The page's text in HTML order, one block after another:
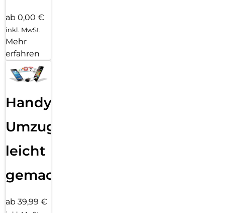
ab 0,00 €
inkl. MwSt.
Mehr
erfahren
Handy
Umzug
leicht
gemacht!
ab 39,99 €